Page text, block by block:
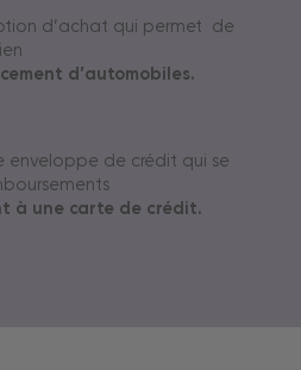
d’achat qui permet de
d’automobiles.
enveloppe de crédit qui se
à une carte de crédit.